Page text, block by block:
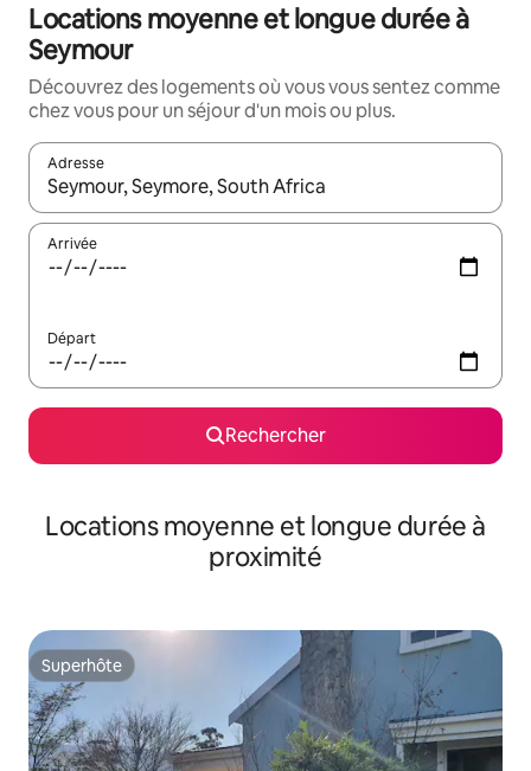
Locations moyenne et longue durée à
Seymour
Découvrez des logements où vous vous sentez comme
chez vous pour un séjour d'un mois ou plus.
Adresse
Lorsque les résultats s'affichent, utilisez les flèches vers le
Arrivée
Départ
Rechercher
Locations moyenne et longue durée à
proximité
Superhôte
Superhôte